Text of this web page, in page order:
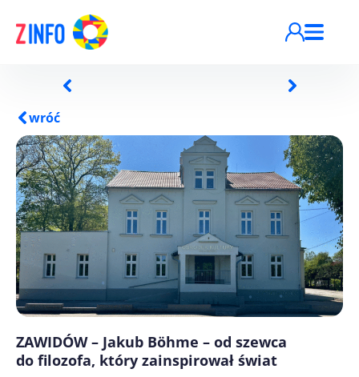
wróć
ZAWIDÓW – Jakub Böhme – od szewca
do filozofa, który zainspirował świat